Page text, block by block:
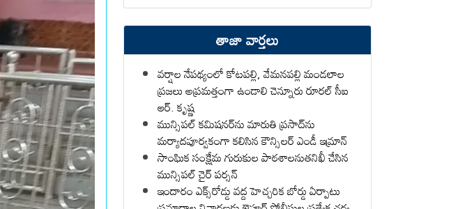
తాజా వార్తలు
వర్షాల నేపథ్యంలో కోటపల్లి, వేమనపల్లి మండలాల
ప్రజలు అప్రమత్తంగా ఉండాలి చెన్నూరు రూరల్ సీఐ
ఆర్. కృష్ణ
మున్సిపల్ కమిషనర్‌ను మారుతి ప్రసాద్‌ను
మర్యాదపూర్వకంగా కలిసిన కౌన్సిలర్ ఎండీ ఇమ్రాన్ ​
సాంఘిక సంక్షేమ గురుకుల పాఠశాలనుతనిఖీ చేసిన
మున్సిపల్ చైర్ పర్సన్
ఇందారం ఎక్స్‌రోడ్డు వద్ద హెచ్చరిక బోర్డు ఏర్పాటు